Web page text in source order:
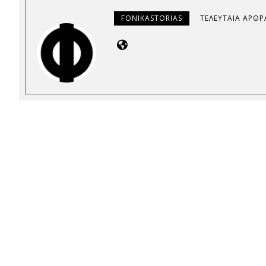
FONIKASTORIAS ΤΕΛΕΥΤΑΊΑ